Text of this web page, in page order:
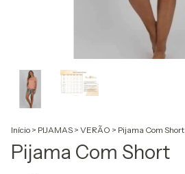
Início > PIJAMAS > VERÃO > Pijama Com Short
Pijama Com Short